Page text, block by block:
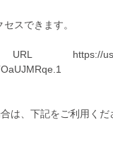
スできます。
は、下記をご利用くだ